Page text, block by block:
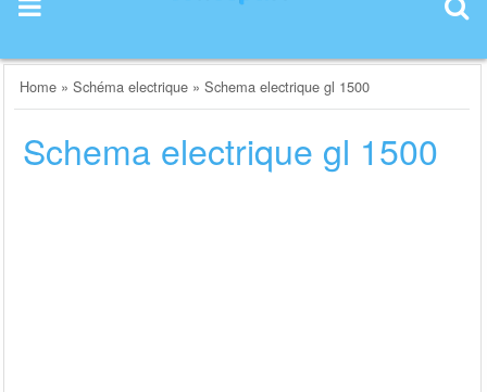
content
Home »Schéma electrique »Schema electrique gl 1500
Schema electrique gl 1500